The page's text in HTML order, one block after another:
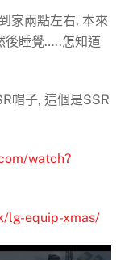
家兩點左右, 本來
後睡覺…..怎知道
帽子, 這個是SSR
watch?
lg-equip-xmas/